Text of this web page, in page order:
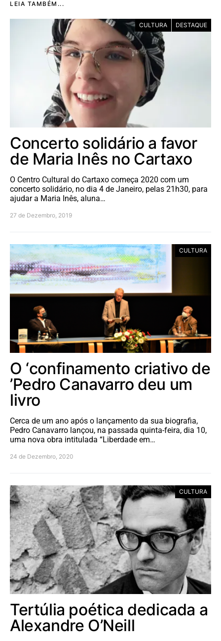
LEIA TAMBÉM...
CULTURA DESTAQUE
Concerto solidário a favor
de Maria Inês no Cartaxo
O Centro Cultural do Cartaxo começa 2020 com um
concerto solidário, no dia 4 de Janeiro, pelas 21h30, para
ajudar a Maria Inês, aluna…
27 de Dezembro, 2019
CULTURA
O ‘confinamento criativo de
’Pedro Canavarro deu um
livro
Cerca de um ano após o lançamento da sua biografia,
Pedro Canavarro lançou, na passada quinta-feira, dia 10,
uma nova obra intitulada “Liberdade em…
24 de Dezembro, 2020
CULTURA
Tertúlia poética dedicada a
Alexandre O’Neill